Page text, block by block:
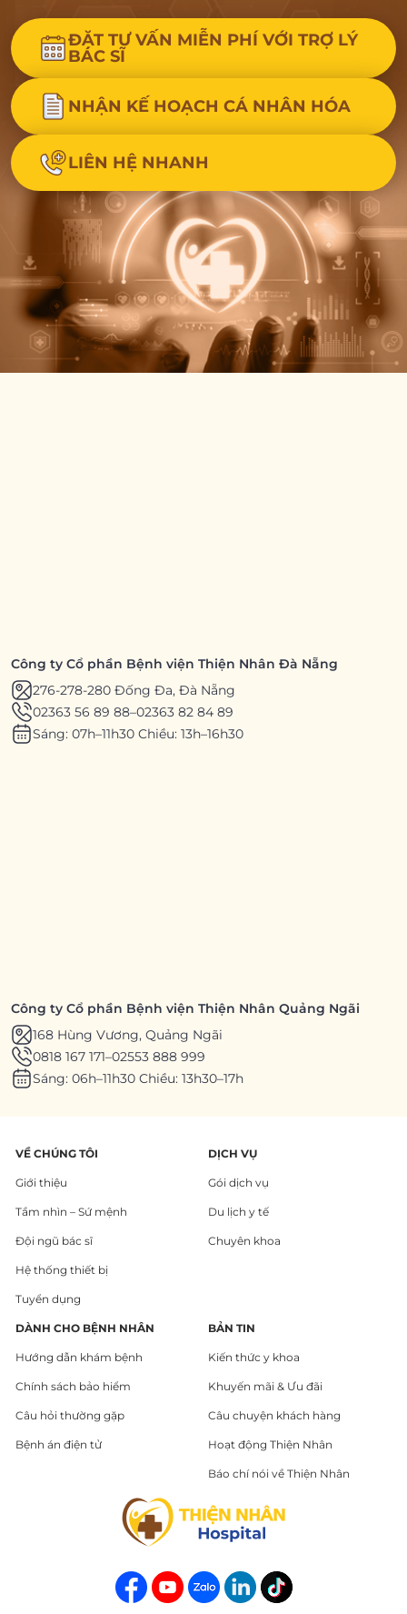
ĐẶT TƯ VẤN MIỄN PHÍ VỚI TRỢ LÝ
BÁC SĨ
NHẬN KẾ HOẠCH CÁ NHÂN HÓA
LIÊN HỆ NHANH
Công ty Cổ phần Bệnh viện Thiện Nhân Đà Nẵng
276-278-280 Đống Đa, Đà Nẵng
02363 56 89 88–02363 82 84 89
Sáng: 07h–11h30 Chiều: 13h–16h30
Công ty Cổ phần Bệnh viện Thiện Nhân Quảng Ngãi
168 Hùng Vương, Quảng Ngãi
0818 167 171–02553 888 999
Sáng: 06h–11h30 Chiều: 13h30–17h
VỀ CHÚNG TÔI
Giới thiệu
Tầm nhìn – Sứ mệnh
Đội ngũ bác sĩ
Hệ thống thiết bị
Tuyển dụng
DỊCH VỤ
Gói dịch vụ
Du lịch y tế
Chuyên khoa
DÀNH CHO BỆNH NHÂN
Hướng dẫn khám bệnh
Chính sách bảo hiểm
Câu hỏi thường gặp
Bệnh án điện tử
BẢN TIN
Kiến thức y khoa
Khuyến mãi & Ưu đãi
Câu chuyện khách hàng
Hoạt động Thiện Nhân
Báo chí nói về Thiện Nhân